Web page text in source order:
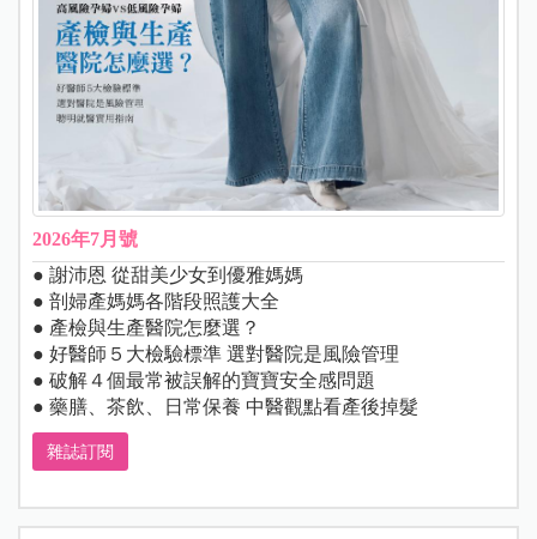
2026年7月號
● 謝沛恩 從甜美少女到優雅媽媽
● 剖婦產媽媽各階段照護大全
● 產檢與生產醫院怎麼選？
● 好醫師５大檢驗標準 選對醫院是風險管理
● 破解４個最常被誤解的寶寶安全感問題
● 藥膳、茶飲、日常保養 中醫觀點看產後掉髮
雜誌訂閱